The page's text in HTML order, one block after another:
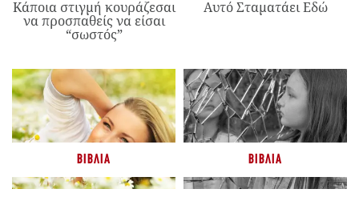
Κάποια στιγμή κουράζεσαι
να προσπαθείς να είσαι
“σωστός”
Αυτό Σταματάει Εδώ
ΒΙΒΛΊΑ ΒΙΒΛΊΑ